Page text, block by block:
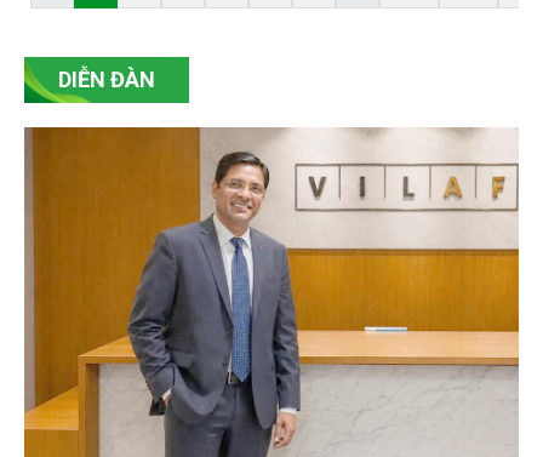
ngành kinh tế, phát huy vai trò của các hệ sinh thái
DIỄN ĐÀN